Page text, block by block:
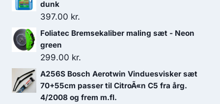
dunk
397.00 kr.
Foliatec Bremsekaliber maling sæt - Neon
green
299.00 kr.
A256S Bosch Aerotwin Vinduesvisker sæt
70+55cm passer til CitroÃ«n C5 fra årg.
4/2008 og frem m.fl.